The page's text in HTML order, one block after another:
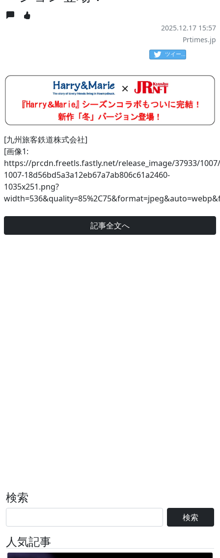
2025.12.17 15:57
Prtimes.jp
ツイート
[九州旅客鉄道株式会社]
[画像1:
https://prcdn.freetls.fastly.net/release_image/37933/
1007-18d56bd5a3a12eb67a7ab806c61a2460-
1035x251.png?
記事全文へ
検索
検索
人気記事